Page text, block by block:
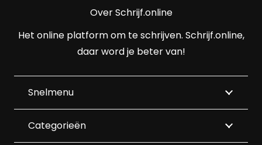
Over Schrijf.online
Het online platform om te schrijven. Schrijf.online,
daar word je beter van!
Snelmenu
Categorieën